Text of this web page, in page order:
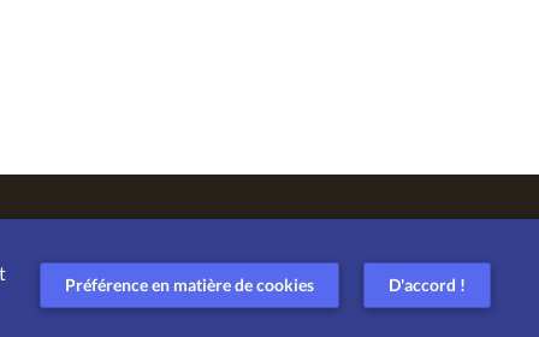
D'accord !
Préférence en matière de cookies